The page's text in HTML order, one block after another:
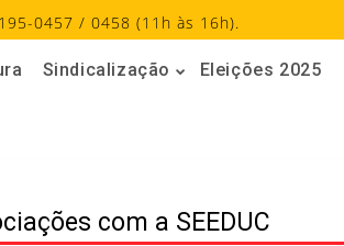
0457 / 0458 (11h às 16h).
Sindicalização
Eleições 2025
com a SEEDUC